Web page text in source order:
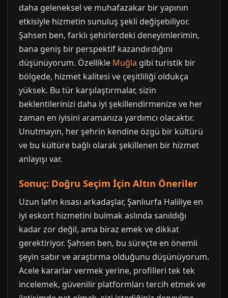
daha geleneksel ve muhafazakar bir yapının
etkisiyle hizmetin sunuluş şekli değişebiliyor.
Şahsen ben, farklı şehirlerdeki deneyimlerimin,
bana geniş bir perspektif kazandırdığını
düşünüyorum. Özellikle Muğla gibi turistik bir
bölgede, hizmet kalitesi ve çeşitliliği oldukça
yüksek. Bu tür karşılaştırmalar, sizin
beklentilerinizi daha iyi şekillendirmenize ve her
zaman en iyisini aramanıza yardımcı olacaktır.
Unutmayın, her şehrin kendine özgü bir kültürü
ve bu kültüre bağlı olarak şekillenen bir hizmet
anlayışı var.
Sonuç: Doğru Seçim İçin Altın Öneriler
Uzun lafın kısası arkadaşlar, Şanlıurfa Haliliye en
iyi eskort hizmetini bulmak aslında sanıldığı
kadar zor değil, ama biraz emek ve dikkat
gerektiriyor. Şahsen ben, bu süreçte en önemli
şeyin sabır ve araştırma olduğunu düşünüyorum.
Acele kararlar vermek yerine, profilleri tek tek
incelemek, güvenilir platformları tercih etmek ve